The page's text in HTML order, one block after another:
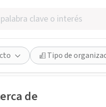
Tipo de
ENG, Reino Unido|
Guardar Compartir
de